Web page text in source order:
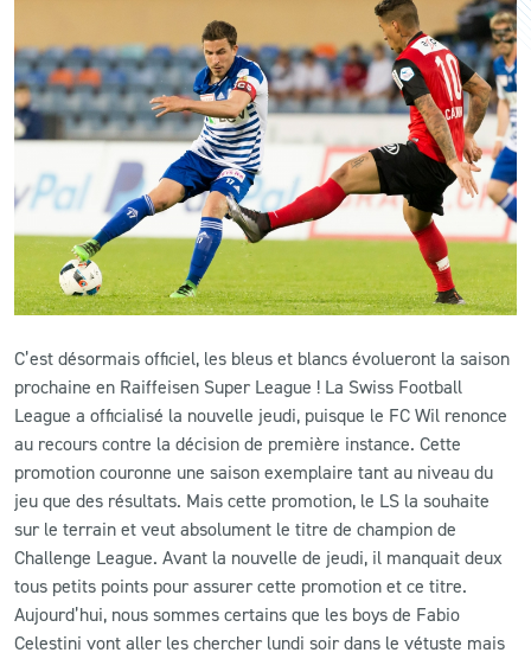
RESTAURATION
CONTACT
ACTUALITÉS
L’APP DU LS
LS ACADEMY CAMPS
MATCH DES CELEBRITES
PRESSE ET MEDIAS
C’est désormais officiel, les bleus et blancs évolueront la saison
prochaine en Raiffeisen Super League ! La Swiss Football
League a officialisé la nouvelle jeudi, puisque le FC Wil renonce
au recours contre la décision de première instance. Cette
promotion couronne une saison exemplaire tant au niveau du
jeu que des résultats. Mais cette promotion, le LS la souhaite
sur le terrain et veut absolument le titre de champion de
Challenge League. Avant la nouvelle de jeudi, il manquait deux
tous petits points pour assurer cette promotion et ce titre.
Aujourd’hui, nous sommes certains que les boys de Fabio
Celestini vont aller les chercher lundi soir dans le vétuste mais